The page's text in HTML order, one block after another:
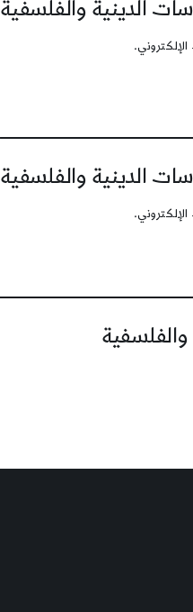
الدينية والفلسفية
الدينية والفلسفية